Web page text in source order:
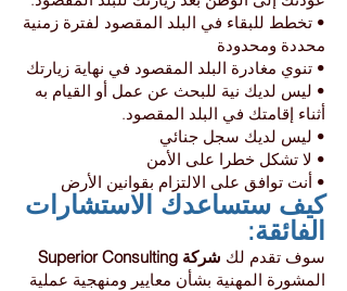
• تخطط للبقاء في البلد المقصود لفترة زمنية
محددة ومحدودة
• تنوي مغادرة البلد المقصود في نهاية زيارتك
• ليس لديك نية للبحث عن عمل أو القيام به
أثناء إقامتك في البلد المقصود.
• ليس لديك سجل جنائي
• لا تشكل خطرا على الأمن
• أنت توافق على الالتزام بقوانين الأرض
كيف ستساعدك الاستشارات
الفائقة:
سوف تقدم لك شركة Superior Consulting
المشورة المهنية بشأن معايير ومنهجية عملية